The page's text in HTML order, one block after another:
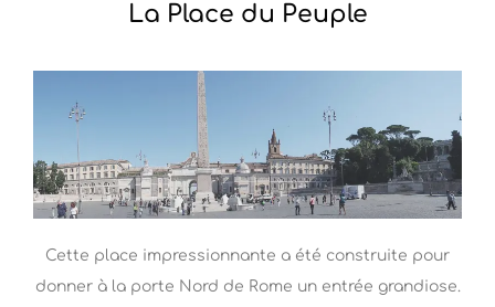
La Place du Peuple
Cette place impressionnante a été construite pour
donner à la porte Nord de Rome un entrée grandiose.